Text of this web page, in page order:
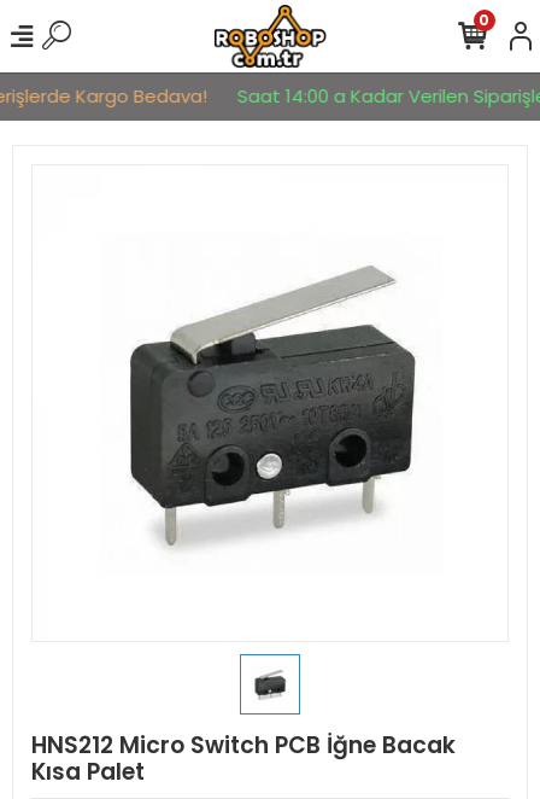
Kargo Bedava! Saat 14:00 a Kadar Verilen
0
HNS212 Micro Switch PCB İğne Bacak
Kısa Palet